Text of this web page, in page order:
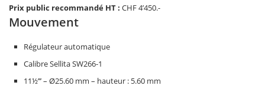
Prix public recommandé HT : CHF 4’450.-
Mouvement
Régulateur automatique
Calibre Sellita SW266-1
11½’’’ – Ø25.60 mm – hauteur : 5.60 mm